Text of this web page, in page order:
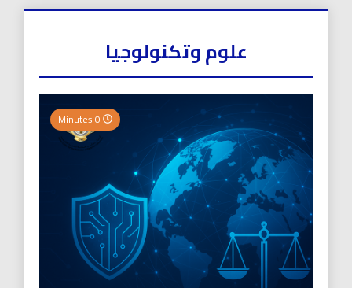
علوم وتكنولوجيا